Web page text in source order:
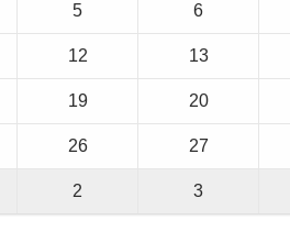
5 6
12 13
19 20
26 27
2 3